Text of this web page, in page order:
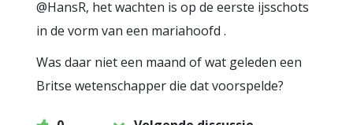
@HansR, het wachten is op de eerste ijsschots
in de vorm van een mariahoofd .
Was daar niet een maand of wat geleden een
Britse wetenschapper die dat voorspelde?